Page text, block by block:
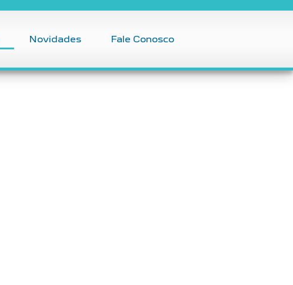
Novidades Fale Conosco